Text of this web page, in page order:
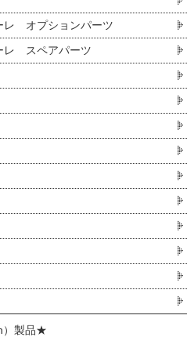
レ オプションパーツ
レ スペアパーツ
）製品★